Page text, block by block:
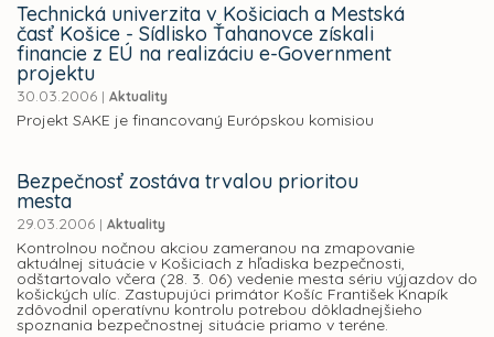
Technická univerzita v Košiciach a Mestská
časť Košice - Sídlisko Ťahanovce získali
financie z EÚ na realizáciu e-Government
projektu
30.03.2006 | Aktuality
Projekt SAKE je financovaný Európskou komisiou
Bezpečnosť zostáva trvalou prioritou
mesta
29.03.2006 | Aktuality
Kontrolnou nočnou akciou zameranou na zmapovanie
aktuálnej situácie v Košiciach z hľadiska bezpečnosti,
odštartovalo včera (28. 3. 06) vedenie mesta sériu výjazdov do
košických ulíc. Zastupujúci primátor Košíc František Knapík
zdôvodnil operatívnu kontrolu potrebou dôkladnejšieho
spoznania bezpečnostnej situácie priamo v teréne.